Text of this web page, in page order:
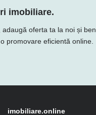
imobiliare.
oferta ta la noi și
promovare eficientă online.
imobiliare.online